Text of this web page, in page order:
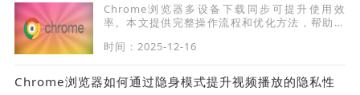
Chrome浏览器多设备下载同步可提升使用效
率。本文提供完整操作流程和优化方法，帮助用
时间：2025-12-16
Chrome浏览器如何通过隐身模式提升视频播放的隐私性